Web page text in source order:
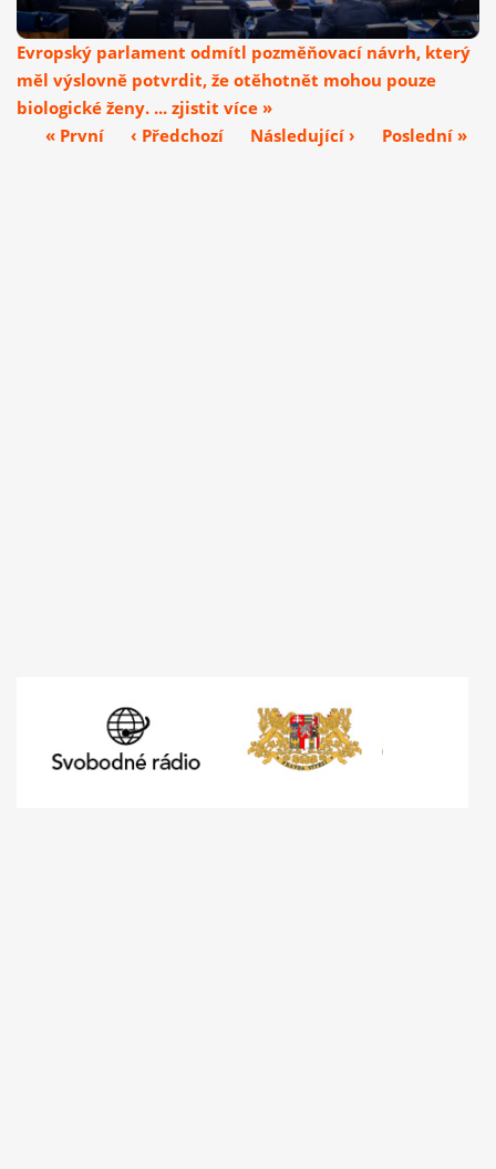
Evropský parlament odmítl pozměňovací návrh, který
měl výslovně potvrdit, že otěhotnět mohou pouze
biologické ženy. ... zjistit více »
« První
‹ Předchozí Následující › Poslední »